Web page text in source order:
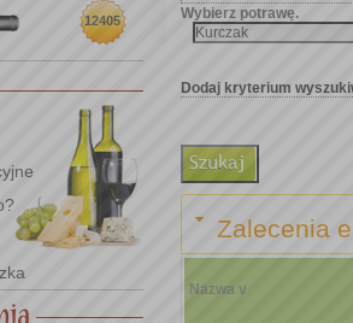
12405
Wybierz potrawę.
Dodaj kryterium
Zalecenia
Nazwa v